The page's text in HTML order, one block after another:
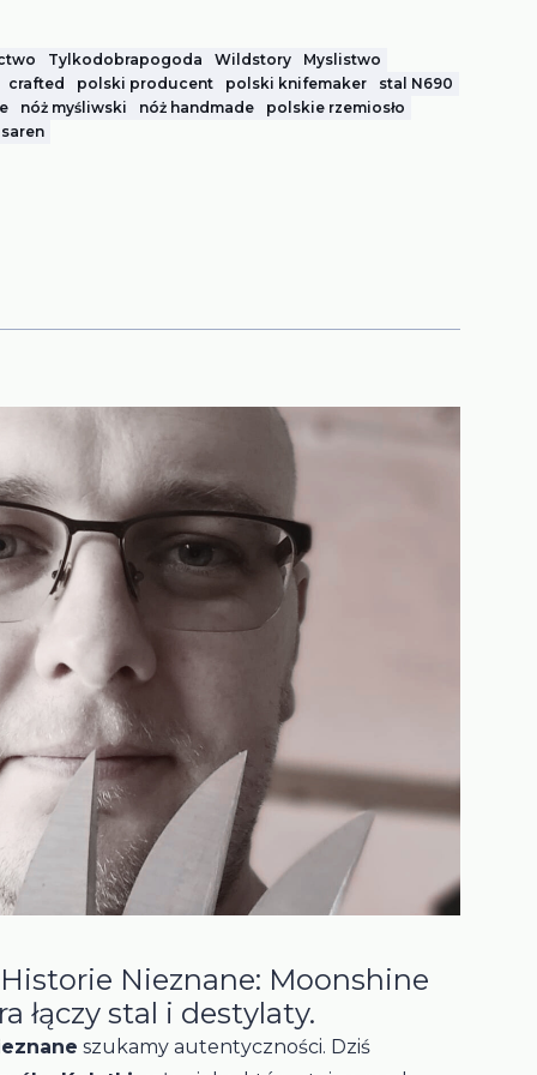
Tylkodobrapogoda Wildstory
Myslistwo
crafted polski producent polski knifemaker
stal N690
nóż myśliwski nóż handmade
polskie rzemiosło
Nieznane: Moonshine
łączy stal i destylaty.
szukamy autentyczności. Dziś